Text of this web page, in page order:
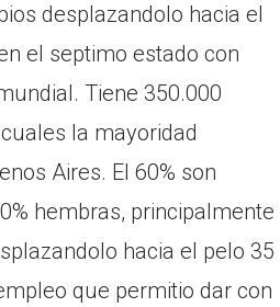
desplazandolo hacia el
el septimo estado con
Tiene 350.000
la mayoridad
Aires. El 60% son
hembras, principalmente
hacia el pelo 35
que permitio dar con